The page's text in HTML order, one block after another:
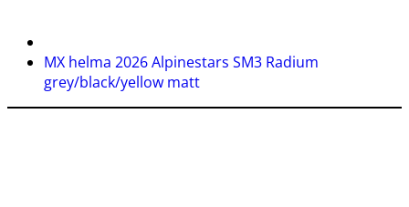
MX helma 2026 Alpinestars SM3 Radium
grey/black/yellow matt